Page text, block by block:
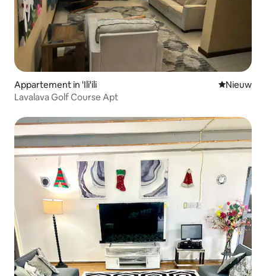
Appartement in 'Ili'ili Nieuwe
Nieuw
Lavalava Golf Course Apt